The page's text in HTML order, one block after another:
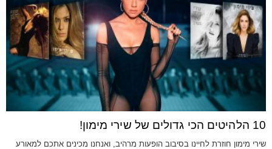
10 הלהיטים הכי גדולים של שירי מימון!
שירי מימון חוזרת לחיינו בסיבוב הופעות מרהיב, ואנחנו מכינים אתכם למאורע